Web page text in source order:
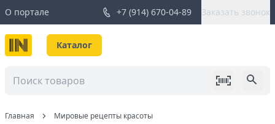
О портале +7 (914) 670-04-89 Заказать звонок
Каталог
Главная Мировые рецепты красоты